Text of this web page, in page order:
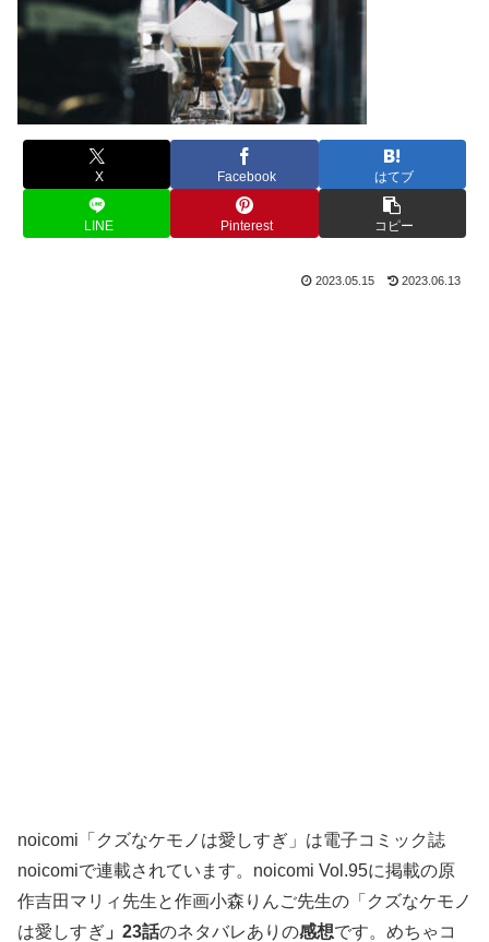
X Facebook はてブ
LINE Pinterest コピー
2023.05.15 2023.06.13
noicomi「クズなケモノは愛しすぎ」は電子コミック誌
noicomiで連載されています。noicomi Vol.95に掲載の原
作吉田マリィ先生と作画小森りんご先生の「クズなケモノ
は愛しすぎ 」23話のネタバレありの感想です。めちゃコ